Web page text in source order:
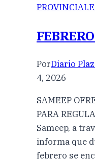
PorDiario
4, 2026
SAMEEP
PARA
Sameep, a
informa que
febrero se